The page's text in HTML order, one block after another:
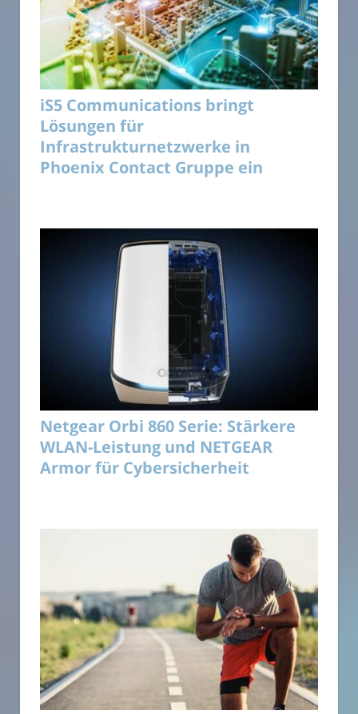
iS5 Communications bringt
Lösungen für
Infrastrukturnetzwerke in
Phoenix Contact Gruppe ein
Netgear Orbi 860 Serie: Stärkere
WLAN-Leistung und NETGEAR
Armor für Cybersicherheit